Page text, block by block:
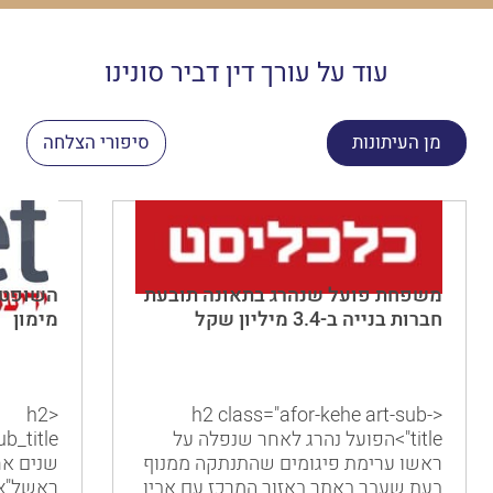
עוד על עורך דין דביר סונינו
מן העיתונות סיפורי הצלחה
משפחת פועל שנהרג בתאונה תובעת
חברות בנייה ב-3.4 מיליון שקל
<h2 class="afor-kehe art-sub-
title">הפועל נהרג לאחר שנפלה על
ראשו ערימת פיגומים שהתנתקה ממנוף
מימון
<h2
שנים